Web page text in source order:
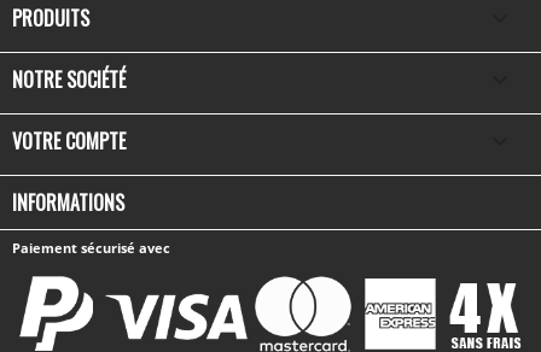
PRODUITS
NOTRE SOCIÉTÉ
VOTRE COMPTE
INFORMATIONS
Paiement sécurisé avec